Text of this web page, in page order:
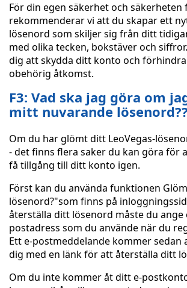
För din egen säkerhet och
rekommenderar vi att du skapar ett
lösenord som skiljer sig från ditt
med olika tecken, bokstäver och
dig att skydda ditt konto och
obehörig åtkomst.
F3: Vad ska jag göra om
mitt nuvarande lösenord??
Om du har glömt ditt LeoVegas-
- det finns flera saker du kan göra för
få tillgång till ditt konto igen.
Först kan du använda funktionen
lösenord?"som finns på
återställa ditt lösenord måste du ange
postadress som du använde när du
Ett e-postmeddelande kommer sedan
dig med en länk för att återställa ditt
Om du inte kommer åt ditt e-